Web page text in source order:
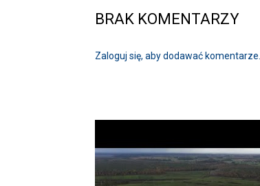
BRAK KOMENTARZY
Zaloguj się, aby dodawać komentarze...